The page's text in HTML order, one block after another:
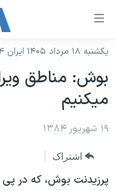
لینکهای
دسترسی
جهش
محتوای
اصلی
جهش
نسخه سبک وب‌سایت
موضوع ها
ایران
آمریکا
برنامه های تلویزیونی
جدول برنامه ها
صفحه‌های ویژه
یکشنبه ۱۸ مرداد ۱۴۰۵ ایران ۱۳:۰۴
بوش: مناطق
ميکنيم
۱۹ شهریور ۱۳۸۴
اشتراک
پرزيدنت بوش، که در پی